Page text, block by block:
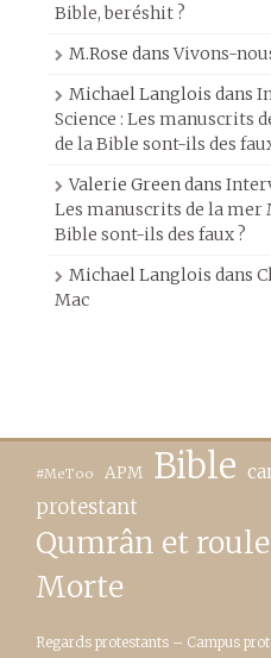
Bible, beréshit ?
M.Rose dansVivons-
Michael Langlois dans
Science : Les manuscrits
de la Bible sont-ils des
Valerie Greendans
Les manuscrits de la mer
Bible sont-ils des faux ?
Michael Langlois dans
Mac
#MeToo APM Bible
protestant
Qumrân et
Morte
Regards protestants – Campus